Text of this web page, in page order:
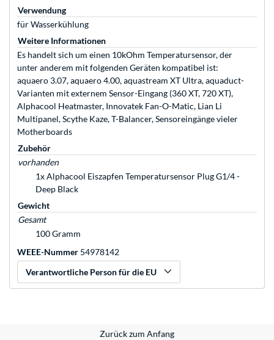
Verwendung
für Wasserkühlung
Weitere Informationen
Es handelt sich um einen 10kOhm Temperatursensor, der
unter anderem mit folgenden Geräten kompatibel ist:
aquaero 3.07, aquaero 4.00, aquastream XT Ultra, aquaduct-
Varianten mit externem Sensor-Eingang (360 XT, 720 XT),
Alphacool Heatmaster, Innovatek Fan-O-Matic, Lian Li
Multipanel, Scythe Kaze, T-Balancer, Sensoreingänge vieler
Motherboards
Zubehör
vorhanden
1x Alphacool Eiszapfen Temperatursensor Plug G1/4 -
Deep Black
Gewicht
Gesamt
100 Gramm
WEEE-Nummer 54978142
Verantwortliche Person für die EU
Zurück zum Anfang